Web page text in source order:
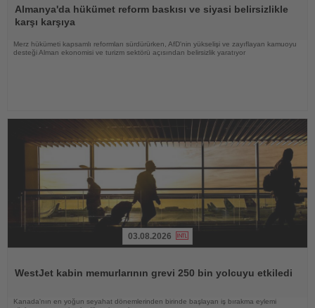
Oku
Almanya'da hükümet reform baskısı ve siyasi belirsizlikle
karşı karşıya
Merz hükümeti kapsamlı reformları sürdürürken, AfD'nin yükselişi ve zayıflayan kamuoyu
desteği Alman ekonomisi ve turizm sektörü açısından belirsizlik yaratıyor
03.08.2026
WestJet kabin memurlarının grevi 250 bin yolcuyu etkiledi
Kanada'nın en yoğun seyahat dönemlerinden birinde başlayan iş bırakma eylemi